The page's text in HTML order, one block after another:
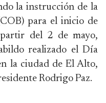
la instrucción de la
para el inicio de
del 2 de mayo,
realizado el Día
la ciudad de El Alto,
Rodrigo Paz.